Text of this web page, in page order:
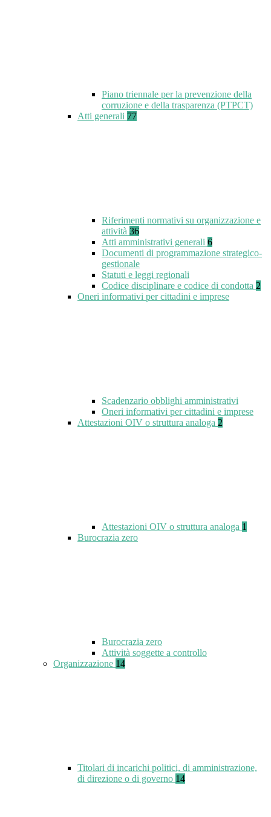
Piano triennale per la prevenzione della
corruzione e della trasparenza (PTPCT)
Atti generali 77
Riferimenti normativi su organizzazione e
attività 36
Atti amministrativi generali 6
Documenti di programmazione strategico-
gestionale
Statuti e leggi regionali
Codice disciplinare e codice di condotta 2
Oneri informativi per cittadini e imprese
Scadenzario obblighi amministrativi
Oneri informativi per cittadini e imprese
Attestazioni OIV o struttura analoga 2
Attestazioni OIV o struttura analoga 1
Burocrazia zero
Burocrazia zero
Attività soggette a controllo
Organizzazione 14
Titolari di incarichi politici, di amministrazione,
di direzione o di governo 14